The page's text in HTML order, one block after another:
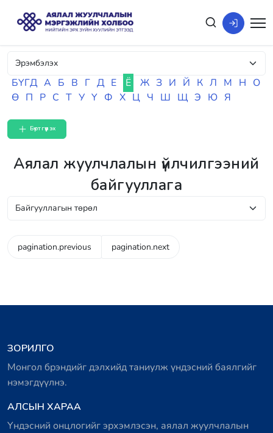
БҮГД А Б В Г Д Е Ё Ж З И Й К Л М Н О
Ө П Р С Т У Ү Ф Х Ц Ч Ш Щ Э Ю Я
Бүртгүүлэх
Аялал жуулчлалын үйлчилгээний
байгууллага
pagination.previous pagination.next
ЗОРИЛГО
Монгол брэндийг дэлхийд таниулж үндэсний баялгийг
нэмэгдүүлнэ.
АЛСЫН ХАРАА
Үндэсний онцлогийг эрхэмлэсэн, аялал жуулчлалын